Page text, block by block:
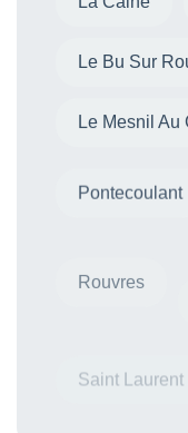
Le Bu Sur
Le Mesnil Au
Pontecoulant
Saint
Saint Pierre